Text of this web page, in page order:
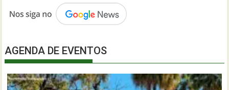
AGENDA DE EVENTOS